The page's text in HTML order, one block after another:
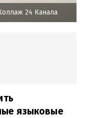
24 Канала
языковые